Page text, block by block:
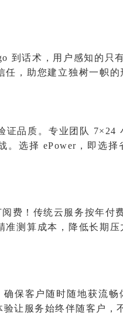
到话术，用户感知的只
，助您建立独树一帜
证品质。专业团队 7×24
。选择 ePower，即选择
阅费！传统云服务按年付
测算成本，降低长期
确保客户随时随地获流畅
让服务始终伴随客户，